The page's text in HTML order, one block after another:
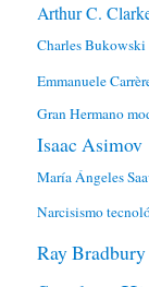
Arthur C.
Charles Bukowski
Emmanuele
Gran Hermano
Isaac Asimov
María Ángeles
Narcisismo
Ray Bradbury